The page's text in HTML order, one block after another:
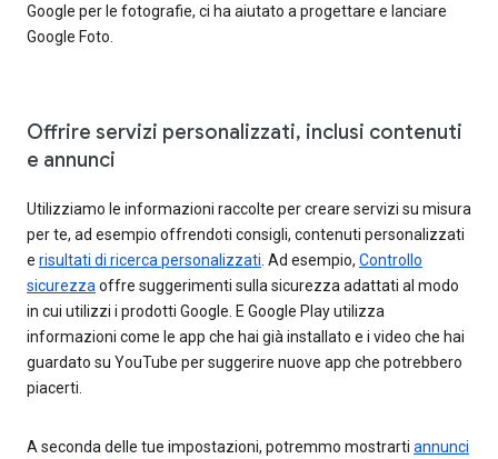
Google per le fotografie, ci ha aiutato a progettare e lanciare
Google Foto.
Offrire servizi personalizzati, inclusi contenuti
e annunci
Utilizziamo le informazioni raccolte per creare servizi su misura
per te, ad esempio offrendoti consigli, contenuti personalizzati
e risultati di ricerca personalizzati . Ad esempio, Controllo
sicurezza offre suggerimenti sulla sicurezza adattati al modo
in cui utilizzi i prodotti Google. E Google Play utilizza
informazioni come le app che hai già installato e i video che hai
guardato su YouTube per suggerire nuove app che potrebbero
piacerti.
A seconda delle tue impostazioni, potremmo mostrarti annunci